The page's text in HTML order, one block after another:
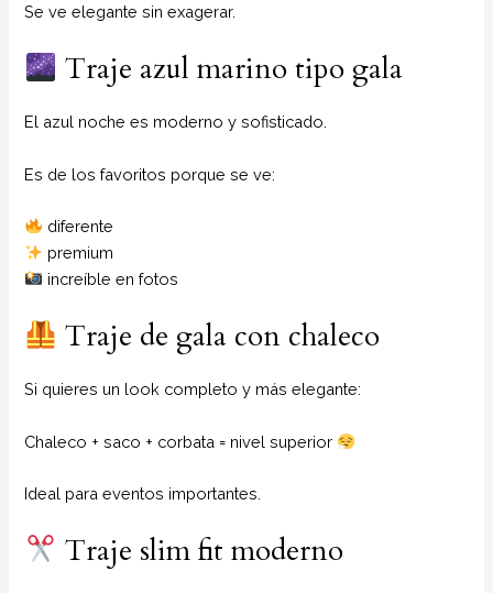
Se ve elegante sin exagerar.
Traje azul marino tipo gala
El azul noche es moderno y sofisticado.
Es de los favoritos porque se ve:
diferente
premium
increíble en fotos
Traje de gala con chaleco
Si quieres un look completo y más elegante:
Chaleco + saco + corbata = nivel superior
Ideal para eventos importantes.
Traje slim fit moderno